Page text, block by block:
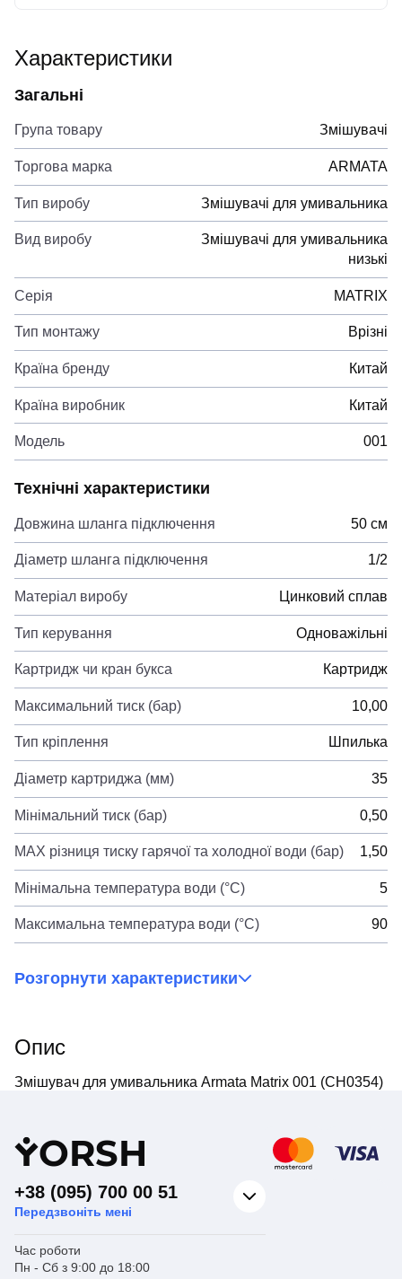
Характеристики
Загальні
Група товару Змішувачі
Торгова марка ARMATA
Тип виробу Змішувачі для умивальника
Вид виробу
Змішувачі для умивальника
низькі
Серія MATRIX
Тип монтажу Врізні
Країна бренду Китай
Країна виробник Китай
Модель 001
Технічні характеристики
Довжина шланга підключення 50 см
Діаметр шланга підключення 1/2
Матеріал виробу Цинковий сплав
Тип керування Одноважільні
Картридж чи кран букса Картридж
Максимальний тиск (бар) 10,00
Тип кріплення Шпилька
Діаметр картриджа (мм) 35
Мінімальний тиск (бар) 0,50
MAX різниця тиску гарячої та холодної води (бар) 1,50
Мінімальна температура води (°C) 5
Максимальна температура води (°C) 90
Розгорнути характеристики
Опис
Змішувач для умивальника Armata Matrix 001 (CH0354)
YORSH
+38 (095) 700 00 51
Передзвоніть мені
Час роботи
Пн - Сб з 9:00 до 18:00